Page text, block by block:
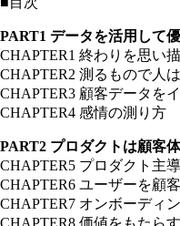
PART1 データを活用して
CHAPTER1 終わりを思い
CHAPTER2 測るもので人
CHAPTER3 顧客データを
CHAPTER4 感情の測り方
PART2 プロダクトは顧客
CHAPTER5 プロダクト主
CHAPTER6 ユーザーを顧
CHAPTER7 オンボーディ